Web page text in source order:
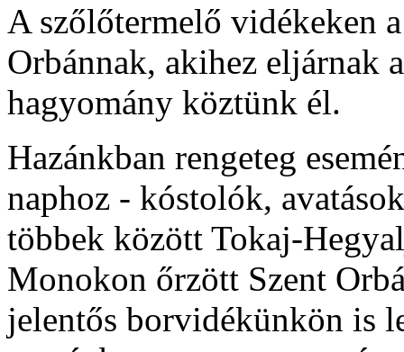
A szőlőtermelő vidékeken
Orbánnak, akihez eljárnak
hagyomány köztünk él.
Hazánkban rengeteg
naphoz - kóstolók,
többek között Tokaj-
Monokon őrzött Szent
jelentős borvidékünkön is